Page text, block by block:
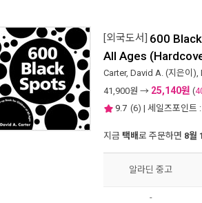
[외국도서] 600
All Ages
Carter, David A. (지은이),
41,900원 → 25,140원 (
9.7 (6) | 세일즈포인트 :
지금 택배로 주문하면 8월
알라딘 중고
-